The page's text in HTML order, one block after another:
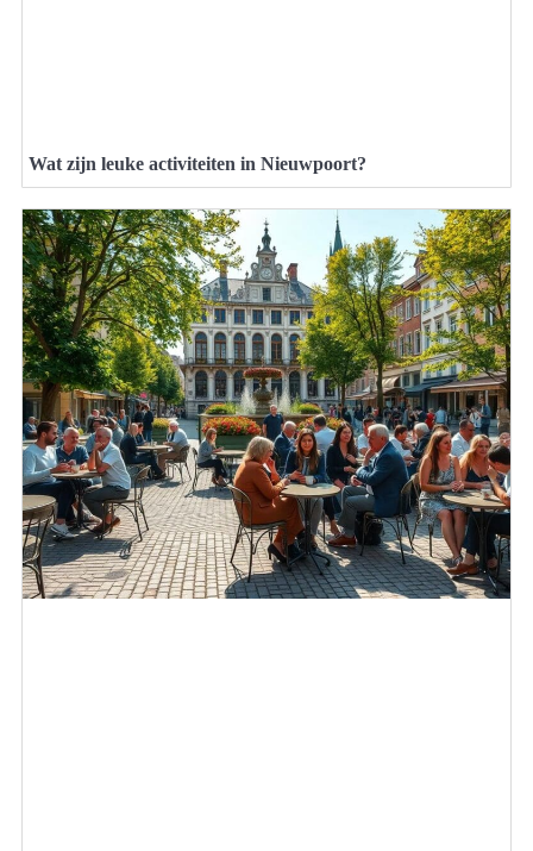
Wat zijn leuke activiteiten in Nieuwpoort?